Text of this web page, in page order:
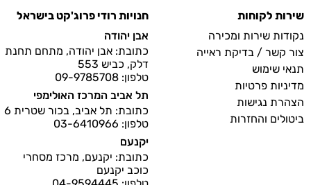
שירות לקוחות
נקודות שירות ומכירה
צור קשר / בדיקת ראייה
תנאי שימוש
מדיניות פרטיות
הצהרת נגישות
ביטולים והחזרות
חנויות רודי פרוג'קט בישראל
אבן יהודה
כתובת: אבן יהודה, מתחם תחנת
דלק, כביש 553
טלפון: 09-9785708
תל אביב המרכז האולימפי
כתובת: תל אביב, בכור שטרית 6
טלפון: 03-6410966
יקנעם
כתובת: יקנעם, מרכז מסחרי
כוכב יקנעם